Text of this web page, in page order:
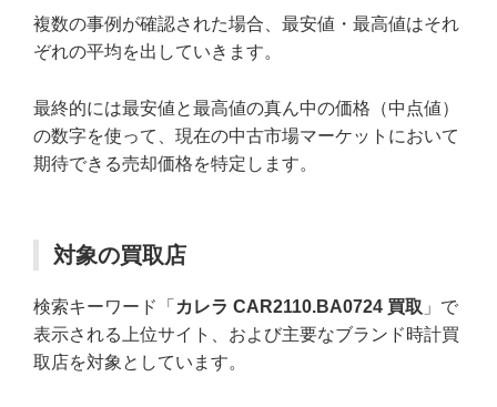
複数の事例が確認された場合、最安値・最高値はそれ
ぞれの平均を出していきます。
最終的には最安値と最高値の真ん中の価格（中点値）
の数字を使って、現在の中古市場マーケットにおいて
期待できる売却価格を特定します。
対象の買取店
検索キーワード「 カレラ CAR2110.BA0724 買取 」で
表示される上位サイト、および主要なブランド時計買
取店を対象としています。